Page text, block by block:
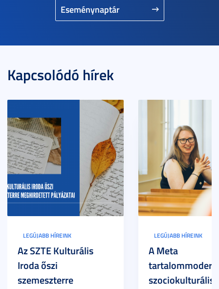
Eseménynaptár
Kapcsolódó hírek
LEGÚJABB HÍREINK
Az SZTE Kulturális
Iroda őszi
szemeszterre
LEGÚJABB HÍREINK
A Meta
szociokulturális